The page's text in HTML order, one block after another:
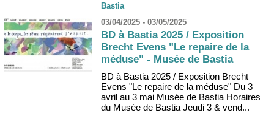
Bastia
03/04/2025 - 03/05/2025
BD à Bastia 2025 / Exposition
Brecht Evens "Le repaire de la
méduse" - Musée de Bastia
BD à Bastia 2025 / Exposition Brecht
Evens "Le repaire de la méduse" Du 3
avril au 3 mai Musée de Bastia Horaires
du Musée de Bastia Jeudi 3 & vend...